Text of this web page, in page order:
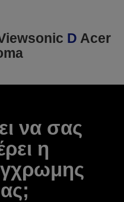
D Acer
να σας
η